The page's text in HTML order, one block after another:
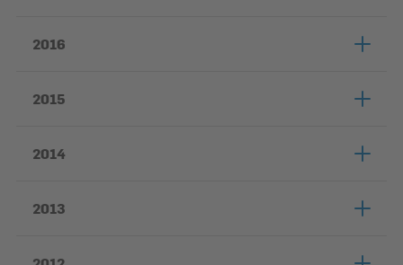
2016
2015
2014
2013